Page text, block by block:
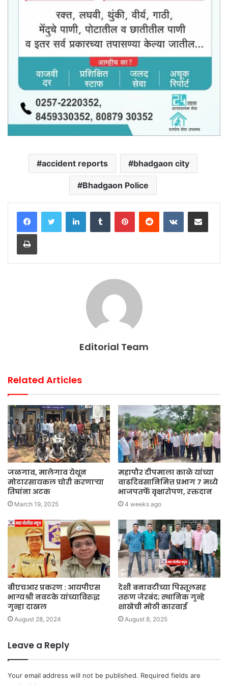
accident reports bhadgaon city
Bhadgaon Police
LinkedInTumblr PinterestReddit VKontakteShare via Email
Print
Editorial Team
Related Articles
जळगाव, मालेगाव येथून
मोटारसायकल चोरी करणाऱ्या
तिघांना अटक
March 19, 2025
महापौर दीपमाला काळे यांच्या
वाढदिवसानिमित्त प्रभाग ७ मध्ये
भाजपतर्फे वृक्षारोपण, रक्तदान
4 weeks ago
बीएचआर प्रकरण : आयपीएस
भाग्यश्री नवटके यांच्याविरुद्ध
गुन्हा दाखल
August 28, 2024
देशी बनावटीच्या पिस्तूलसह
तरुण जेरबंद; स्थानिक गुन्हे
शाखेची मोठी कारवाई
August 8, 2025
Leave a Reply
Your email address will not be published. Required fields are